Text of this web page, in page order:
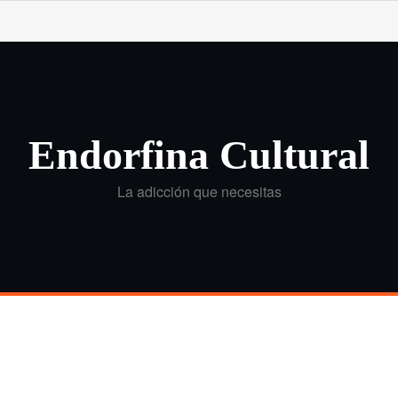
Endorfina Cultural
La adicción que necesitas